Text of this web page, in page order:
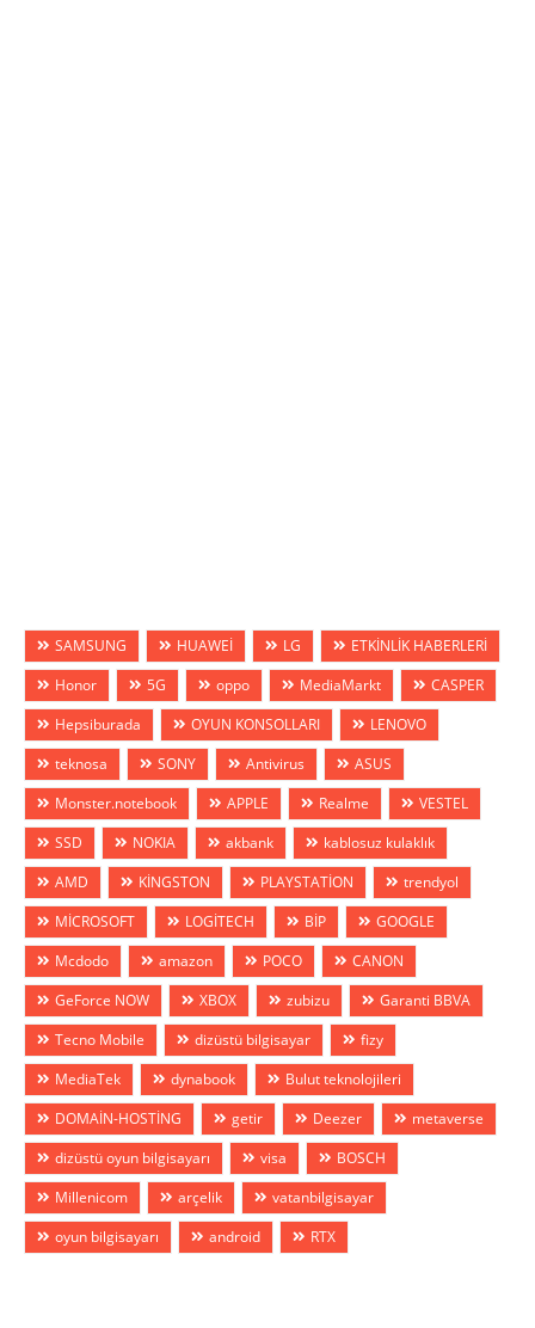
SAMSUNG HUAWEİ LG
ETKİNLİK HABERLERİ
Honor
5G oppo MediaMarkt
CASPER
Hepsiburada
OYUN KONSOLLARI
LENOVO
teknosa
SONY Antivirus
ASUS
Monster.notebook
APPLE Realme
VESTEL
SSD
NOKIA akbank
kablosuz kulaklık
AMD
KİNGSTON PLAYSTATİON
trendyol
MİCROSOFT
LOGİTECH BİP
GOOGLE
Mcdodo
amazon POCO
CANON
GeForce NOW
XBOX zubizu
Garanti BBVA
Tecno Mobile
dizüstü bilgisayar
fizy
MediaTek
dynabook
Bulut teknolojileri
DOMAİN-HOSTİNG
getir Deezer
metaverse
dizüstü oyun bilgisayarı
visa
BOSCH
Millenicom
arçelik
vatanbilgisayar
oyun bilgisayarı
android RTX